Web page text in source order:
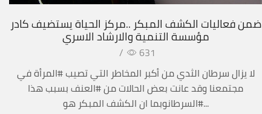
ضمن فعاليات الكشف المبكر ..مركز الحياة يستضيف كادر
مؤسسة التنمية والارشاد الاسري
/
631
لا يزال سرطان الثدي من أكبر المخاطر التي تصيب #المرأة في
مجتمعنا وقد عانت بعض الحالات من #العنف بسبب هذا
#السرطانوبما ان الكشف المبكر هو...